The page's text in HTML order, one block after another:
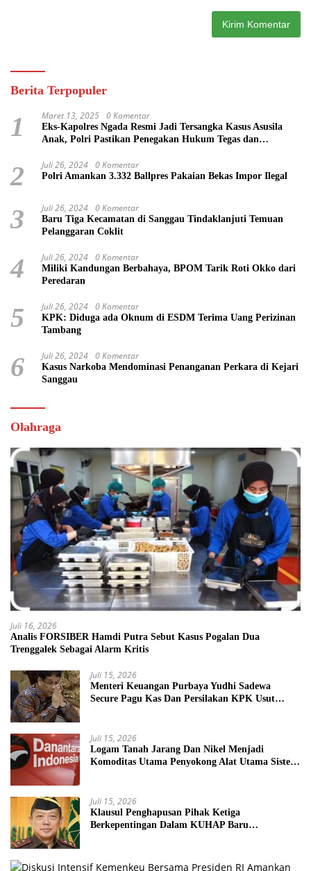
Berita Terpopuler
1 Maret 13, 2025 0 Komentar
Eks-Kapolres Ngada Resmi Jadi Tersangka Kasus Asusila
Anak, Polri Pastikan Penegakan Hukum Tegas dan
2 Juli 26, 2024 0 Komentar
Polri Amankan 3.332 Ballpres Pakaian Bekas Impor Ilegal
3 Juli 26, 2024 0 Komentar
Baru Tiga Kecamatan di Sanggau Tindaklanjuti Temuan
Pelanggaran Coklit
4 Juli 26, 2024 0 Komentar
Miliki Kandungan Berbahaya, BPOM Tarik Roti Okko dari
Peredaran
5 Juli 26, 2024 0 Komentar
KPK: Diduga ada Oknum di ESDM Terima Uang Perizinan
Tambang
6 Juli 26, 2024 0 Komentar
Kasus Narkoba Mendominasi Penanganan Perkara di Kejari
Sanggau
Olahraga
Juli 16, 2026
Analis FORSIBER Hamdi Putra Sebut Kasus Pogalan Dua
Trenggalek Sebagai Alarm Kritis
Juli 15, 2026
Menteri Keuangan Purbaya Yudhi Sadewa
Secure Pagu Kas Dan Persilakan KPK Usut
Juli 15, 2026
Logam Tanah Jarang Dan Nikel Menjadi
Komoditas Utama Penyokong Alat Utama Sistem
Juli 15, 2026
Klausul Penghapusan Pihak Ketiga
Berkepentingan Dalam KUHAP Baru